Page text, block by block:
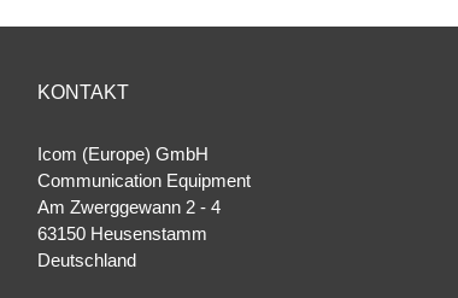
KONTAKT
Icom (Europe) GmbH
Communication Equipment
Am Zwerggewann 2 ‐ 4
63150 Heusenstamm
Deutschland